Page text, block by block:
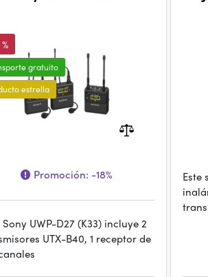
gratuito
estrella
Promoción: -18%
Sony UWP-D27 (K33) incluye 2
UTX-B40, 1 receptor de
Este